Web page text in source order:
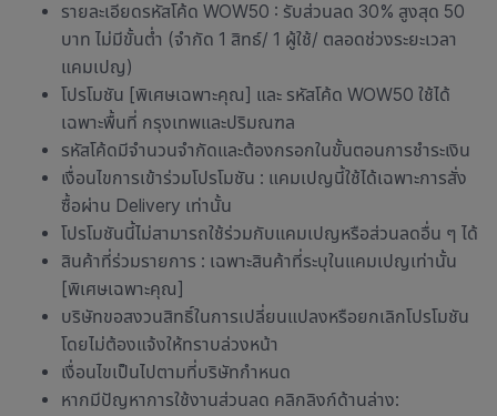
รายละเอียดรหัสโค้ด WOW50 : รับส่วนลด 30% สูงสุด 50
บาท ไม่มีขั้นต่ำ (จำกัด 1 สิทธ์/ 1 ผู้ใช้/ ตลอดช่วงระยะเวลา
แคมเปญ)
โปรโมชัน [พิเศษเฉพาะคุณ] และ รหัสโค้ด WOW50 ใช้ได้
เฉพาะพื้นที่ กรุงเทพและปริมณฑล
รหัสโค้ดมีจำนวนจำกัดและต้องกรอกในขั้นตอนการชำระเงิน
เงื่อนไขการเข้าร่วมโปรโมชัน : แคมเปญนี้ใช้ได้เฉพาะการสั่ง
ซื้อผ่าน Delivery เท่านั้น
โปรโมชันนี้ไม่สามารถใช้ร่วมกับแคมเปญหรือส่วนลดอื่น ๆ ได้
สินค้าที่ร่วมรายการ : เฉพาะสินค้าที่ระบุในแคมเปญเท่านั้น
[พิเศษเฉพาะคุณ]
บริษัทขอสงวนสิทธิ์ในการเปลี่ยนแปลงหรือยกเลิกโปรโมชัน
โดยไม่ต้องแจ้งให้ทราบล่วงหน้า
เงื่อนไขเป็นไปตามที่บริษัทกำหนด
หากมีปัญหาการใช้งานส่วนลด คลิกลิงก์ด้านล่าง: